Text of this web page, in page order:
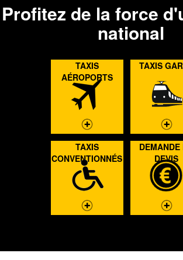
Profitez de la force
national
TAXIS
AÉROPORTS
DÉCOUVRIR
TAXIS
DÉCOUVRIR
TAXIS
CONVENTIONNÉS
DÉCOUVRIR
DEMANDE
DEVIS
DEMANDE